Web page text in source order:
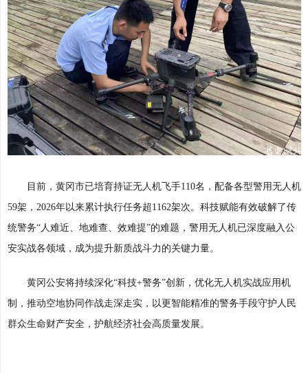
目前，黄冈市已培育持证无人机飞手110名，配备各型警用无人机
59架，2026年以来累计执行任务超1162架次。科技赋能有效破解了传
统警务“人难近、地难查、效难提”的难题，警用无人机已深度融入公
安实战各领域，成为提升新质战斗力的关键力量。
黄冈公安将持续深化“科技+警务”创新，优化无人机实战应用机
制，推动空地协同作战走深走实，以更智能精准的警务手段守护人民
群众生命财产安全，护航经济社会高质量发展。